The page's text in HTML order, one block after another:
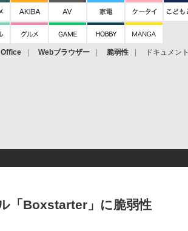
Office Webブラウザー 脆弱性 ドキュメント
「Boxstarter」に脆弱性